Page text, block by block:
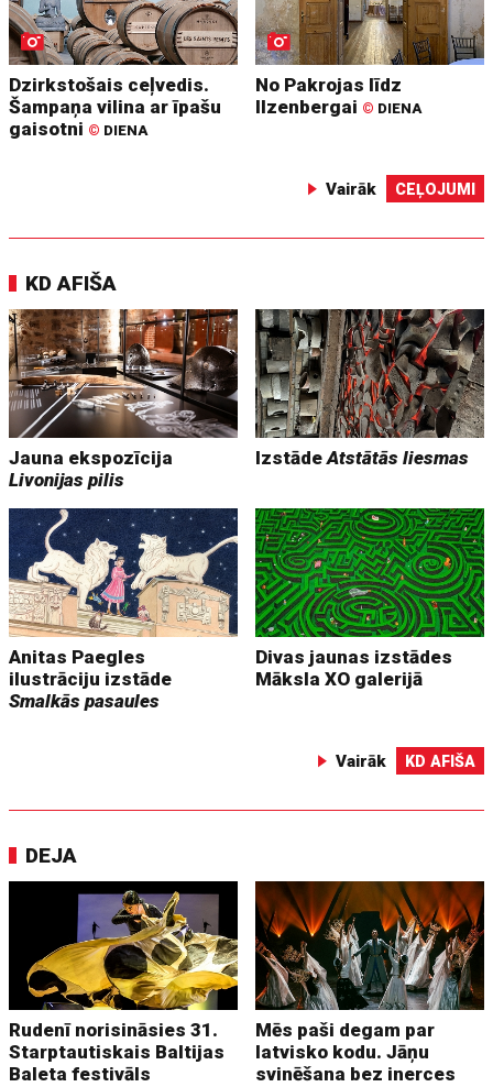
Dzirkstošais ceļvedis.
Šampaņa vilina ar īpašu
gaisotni © DIENA
No Pakrojas līdz
Ilzenbergai © DIENA
Vairāk CEĻOJUMI
KD AFIŠA
Jauna ekspozīcija
Livonijas pilis
IzstādeAtstātās liesmas
Anitas Paegles
ilustrāciju izstāde
Smalkās pasaules
Divas jaunas izstādes
Māksla XO galerijā
Vairāk KD AFIŠA
DEJA
Rudenī norisināsies 31.
Starptautiskais Baltijas
Baleta festivāls
Mēs paši degam par
latvisko kodu. Jāņu
svinēšana bez inerces